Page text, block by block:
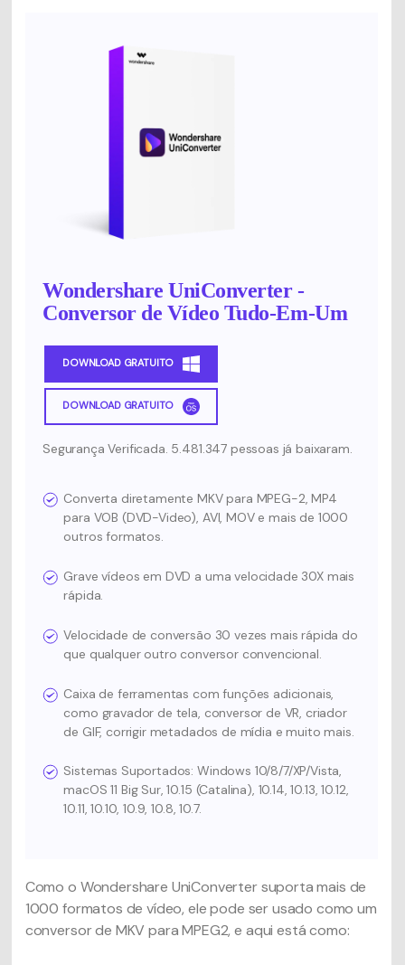
Wondershare UniConverter -
Conversor de Vídeo Tudo-Em-Um
DOWNLOAD GRATUITO
DOWNLOAD GRATUITO
Segurança Verificada. 5.481.347 pessoas já baixaram.
Converta diretamente MKV para MPEG-2, MP4
para VOB (DVD-Video), AVI, MOV e mais de 1000
outros formatos.
Grave vídeos em DVD a uma velocidade 30X mais
rápida.
Velocidade de conversão 30 vezes mais rápida do
que qualquer outro conversor convencional.
Caixa de ferramentas com funções adicionais,
como gravador de tela, conversor de VR, criador
de GIF, corrigir metadados de mídia e muito mais.
Sistemas Suportados: Windows 10/8/7/XP/Vista,
macOS 11 Big Sur, 10.15 (Catalina), 10.14, 10.13, 10.12,
10.11, 10.10, 10.9, 10.8, 10.7.
Como o Wondershare UniConverter suporta mais de
1000 formatos de vídeo, ele pode ser usado como um
conversor de MKV para MPEG2, e aqui está como: